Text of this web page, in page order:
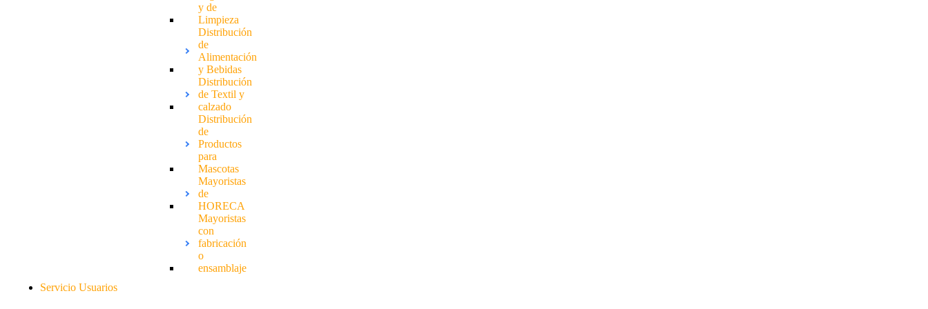
y de
Limpieza
Distribución
de
Alimentación
y Bebidas
Distribución
de Textil y
calzado
Distribución
de
Productos
para
Mascotas
Mayoristas
de
HORECA
Mayoristas
con
fabricación
o
ensamblaje
Servicio Usuarios